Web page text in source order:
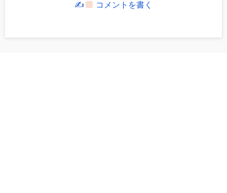
✍ コメントを書く